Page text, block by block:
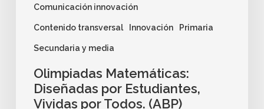
Comunicación innovación
Contenido transversal Innovación Primaria
Secundaria y media
Olimpiadas Matemáticas:
Diseñadas por Estudiantes,
Vividas por Todos. (ABP)